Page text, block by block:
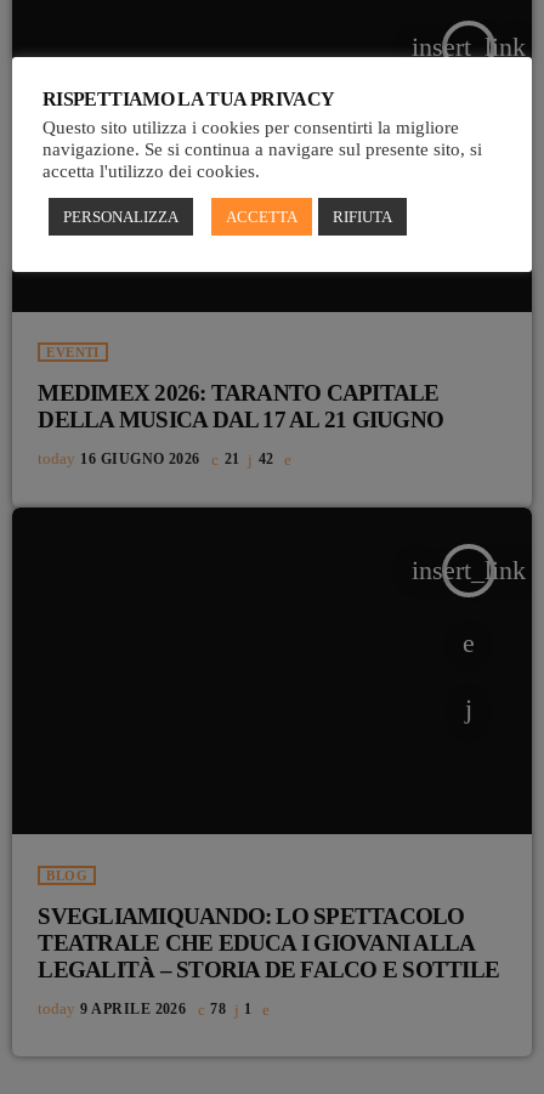
insert_link
EVENTI
MEDIMEX 2026: TARANTO CAPITALE
DELLA MUSICA DAL 17 AL 21 GIUGNO
today 16 GIUGNO 2026 21 42
insert_link
BLOG
SVEGLIAMIQUANDO: LO SPETTACOLO
TEATRALE CHE EDUCA I GIOVANI ALLA
LEGALITÀ – STORIA DE FALCO E SOTTILE
today 9 APRILE 2026 78 1
RISPETTIAMO LA TUA PRIVACY
Questo sito utilizza i cookies per consentirti la migliore
navigazione. Se si continua a navigare sul presente sito, si
accetta l'utilizzo dei cookies.
PERSONALIZZA ACCETTA RIFIUTA